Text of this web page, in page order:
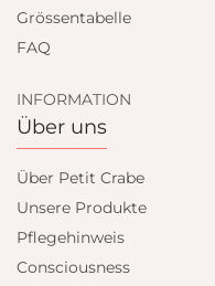
Grössentabelle
FAQ
INFORMATION
Über uns
Über Petit Crabe
Unsere Produkte
Pflegehinweis
Consciousness